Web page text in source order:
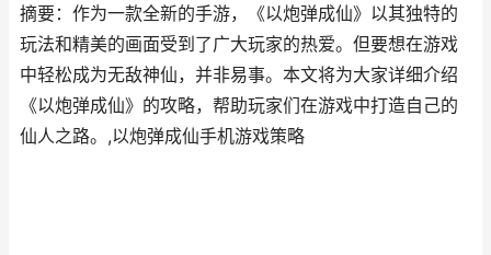
摘要：作为一款全新的手游，《以炮弹成仙》以其独特的
玩法和精美的画面受到了广大玩家的热爱。但要想在游戏
中轻松成为无敌神仙，并非易事。本文将为大家详细介绍
《以炮弹成仙》的攻略，帮助玩家们在游戏中打造自己的
仙人之路。,以炮弹成仙手机游戏策略